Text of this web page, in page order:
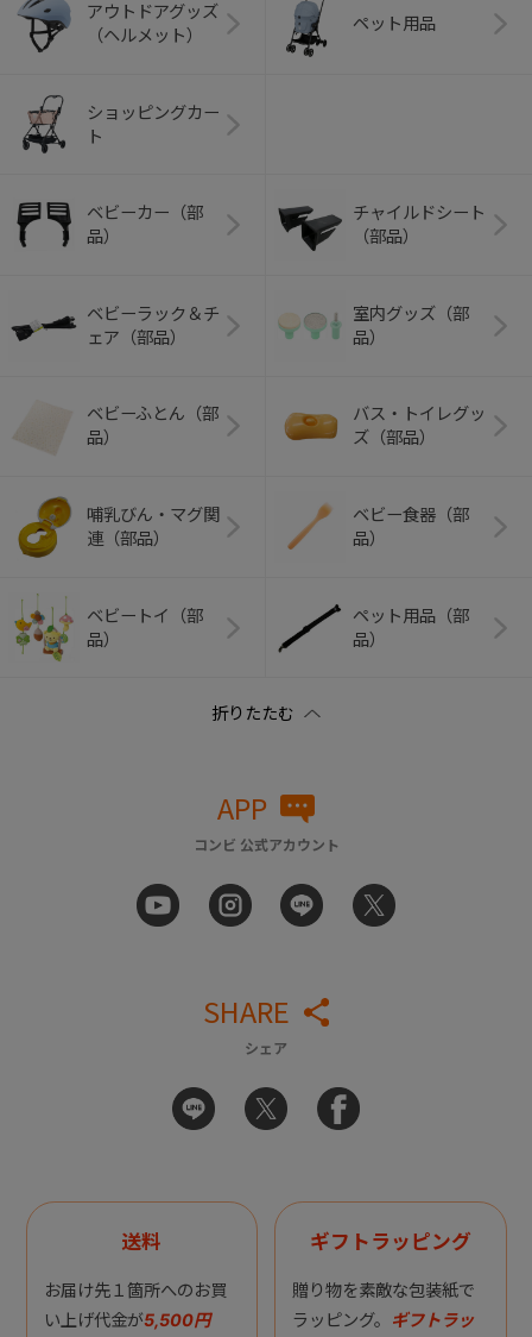
アウトドアグッズ
（ヘルメット）
ペット用品
ショッピングカー
ト
ベビーカー（部
品）
チャイルドシート
（部品）
ベビーラック＆チ
ェア（部品）
室内グッズ（部
品）
ベビーふとん（部
品）
バス・トイレグッ
ズ（部品）
哺乳びん・マグ関
連（部品）
ベビー食器（部
品）
ベビートイ（部
品）
ペット用品（部
品）
APP
コンビ 公式アカウント
SHARE
シェア
送料
お届け先１箇所へのお買
い上げ代金が5,500円
ギフトラッピング
贈り物を素敵な包装紙で
ラッピング。 ギフトラッ